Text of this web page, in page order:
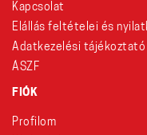
Kapcsolat
Elállás feltételei és
Adatkezelési tájékoztató
ÁSZF
FIÓK
Profilom